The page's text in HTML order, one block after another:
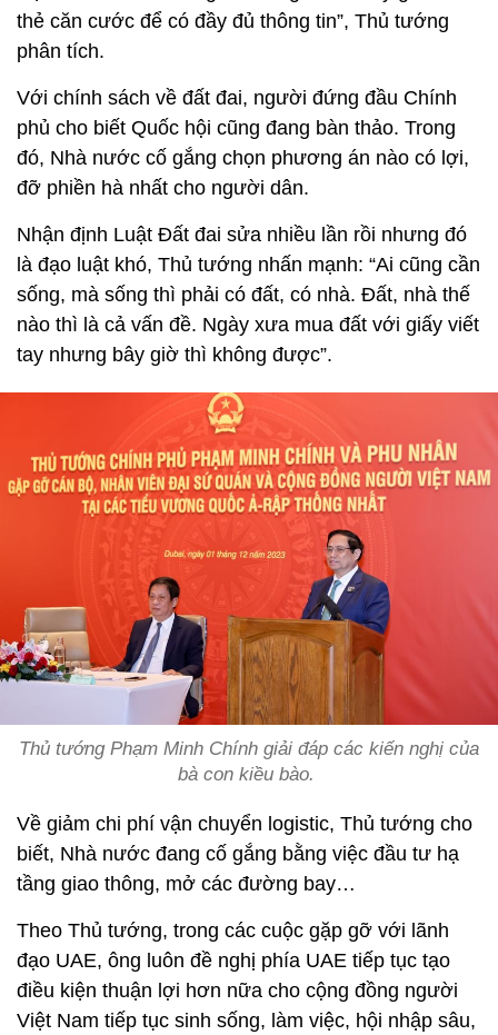
thẻ căn cước để có đầy đủ thông tin”, Thủ tướng
phân tích.
Với chính sách về đất đai, người đứng đầu Chính
phủ cho biết Quốc hội cũng đang bàn thảo. Trong
đó, Nhà nước cố gắng chọn phương án nào có lợi,
đỡ phiền hà nhất cho người dân.
Nhận định Luật Đất đai sửa nhiều lần rồi nhưng đó
là đạo luật khó, Thủ tướng nhấn mạnh: “Ai cũng cần
sống, mà sống thì phải có đất, có nhà. Đất, nhà thế
nào thì là cả vấn đề. Ngày xưa mua đất với giấy viết
tay nhưng bây giờ thì không được”.
Thủ tướng Phạm Minh Chính giải đáp các kiến nghị của
bà con kiều bào.
Về giảm chi phí vận chuyển logistic, Thủ tướng cho
biết, Nhà nước đang cố gắng bằng việc đầu tư hạ
tầng giao thông, mở các đường bay…
Theo Thủ tướng, trong các cuộc gặp gỡ với lãnh
đạo UAE, ông luôn đề nghị phía UAE tiếp tục tạo
điều kiện thuận lợi hơn nữa cho cộng đồng người
Việt Nam tiếp tục sinh sống, làm việc, hội nhập sâu,